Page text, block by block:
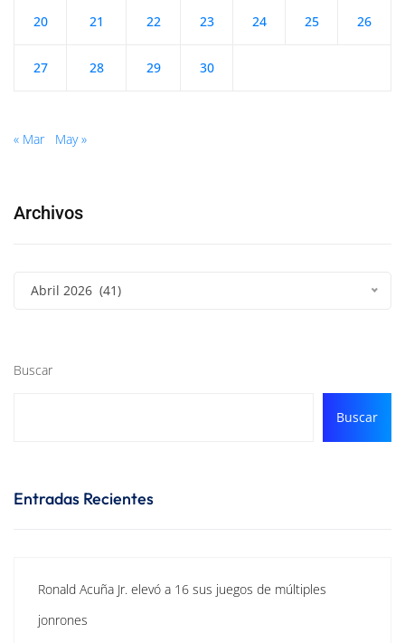
20 21 22 23 24 25 26
27 28 29 30
« Mar May »
Archivos
Abril 2026 (41)
Buscar
Buscar
Entradas Recientes
Ronald Acuña Jr. elevó a 16 sus juegos de múltiples
jonrones